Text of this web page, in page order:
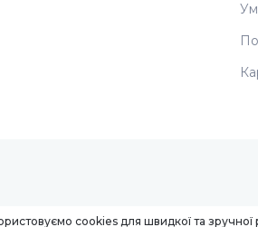
cookies для швидкої та зручної